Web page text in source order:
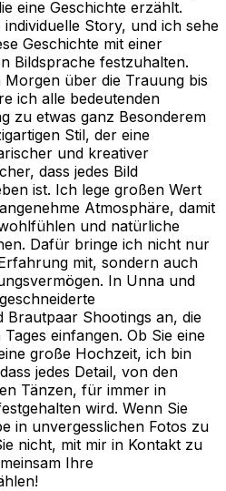
eine Geschichte erzählt.
Story, und ich sehe
Geschichte mit einer
Bildsprache festzuhalten.
über die Trauung bis
ich alle bedeutenden
zu etwas ganz Besonderem
Stil, der eine
und kreativer
dass jedes Bild
ist. Ich lege großen Wert
Atmosphäre, damit
und natürliche
Dafür bringe ich nicht nur
mit, sondern auch
In Unna und
Shootings an, die
einfangen. Ob Sie eine
große Hochzeit, ich bin
jedes Detail, von den
Tänzen, für immer in
wird. Wenn Sie
in unvergesslichen Fotos zu
nicht, mit mir in Kontakt zu
Ihre